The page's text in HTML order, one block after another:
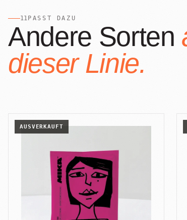
11 PASST DAZU
Andere Sorten
dieser Linie.
AUSVERKAUFT